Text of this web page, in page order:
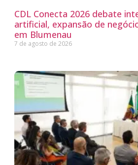
CDL Conecta 2026 debate
artificial, expansão de
em Blumenau
7 de agosto de 2026